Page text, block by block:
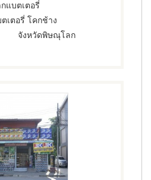
แบตเตอรี่
เตอรี่ โคกช้าง
จังหวัดพิษณุโลก